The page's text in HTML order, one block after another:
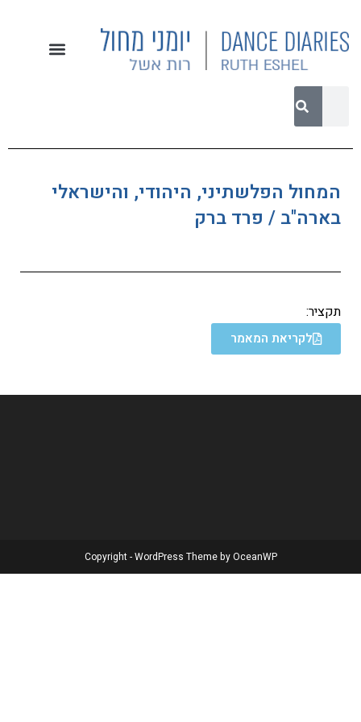
המחול הפלשתיני, היהודי, והישראלי
בארה"ב / פרד ברק
תקציר:
לקריאת המאמר
Copyright - WordPress Theme by OceanWP